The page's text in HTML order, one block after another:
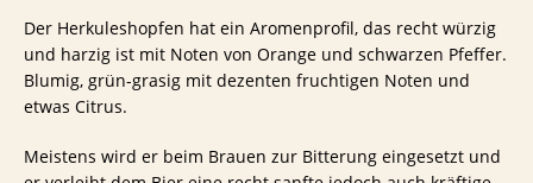
Der Herkuleshopfen hat ein Aromenprofil, das recht würzig
und harzig ist mit Noten von Orange und schwarzen Pfeffer.
Blumig, grün-grasig mit dezenten fruchtigen Noten und
etwas Citrus.
Meistens wird er beim Brauen zur Bitterung eingesetzt und